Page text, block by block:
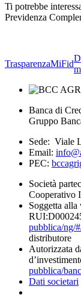
Ti potrebbe
Previdenza
TrasparenzaMiFid
Banca di
Gruppo
Sede: Viale
Email:
PEC:
Società
Cooperativo
Soggetta
pubblica/ng/
distributore
Autorizzata
pubblica/
Dati societari